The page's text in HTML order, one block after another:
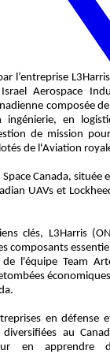
l’entreprise
Aerospace
composée
ingénierie, en
de mission
de l'Aviation
Canada, située
UAVs et
clés, L3Harris
composants
l'équipe Team
en défense
au
en apprendre